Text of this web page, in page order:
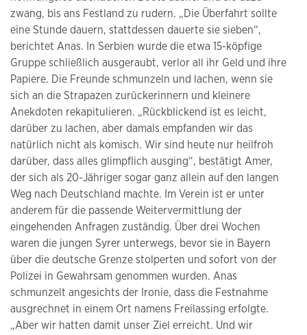
zwang, bis ans Festland zu rudern. „Die Überfahrt sollte
eine Stunde dauern, stattdessen dauerte sie sieben“,
berichtet Anas. In Serbien wurde die etwa 15-köpfige
Gruppe schließlich ausgeraubt, verlor all ihr Geld und ihre
Papiere. Die Freunde schmunzeln und lachen, wenn sie
sich an die Strapazen zurückerinnern und kleinere
Anekdoten rekapitulieren. „Rückblickend ist es leicht,
darüber zu lachen, aber damals empfanden wir das
natürlich nicht als komisch. Wir sind heute nur heilfroh
darüber, dass alles glimpflich ausging“, bestätigt Amer,
der sich als 20-Jähriger sogar ganz allein auf den langen
Weg nach Deutschland machte. Im Verein ist er unter
anderem für die passende Weitervermittlung der
eingehenden Anfragen zuständig. Über drei Wochen
waren die jungen Syrer unterwegs, bevor sie in Bayern
über die deutsche Grenze stolperten und sofort von der
Polizei in Gewahrsam genommen wurden. Anas
schmunzelt angesichts der Ironie, dass die Festnahme
ausgrechnet in einem Ort namens Freilassing erfolgte.
„Aber wir hatten damit unser Ziel erreicht. Und wir